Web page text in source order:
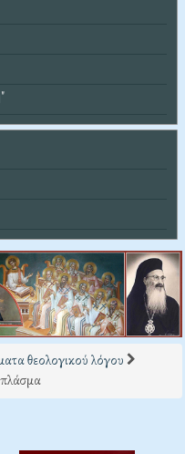
θεολογικού λόγου